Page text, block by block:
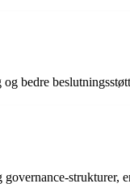
bedre
strukturer,